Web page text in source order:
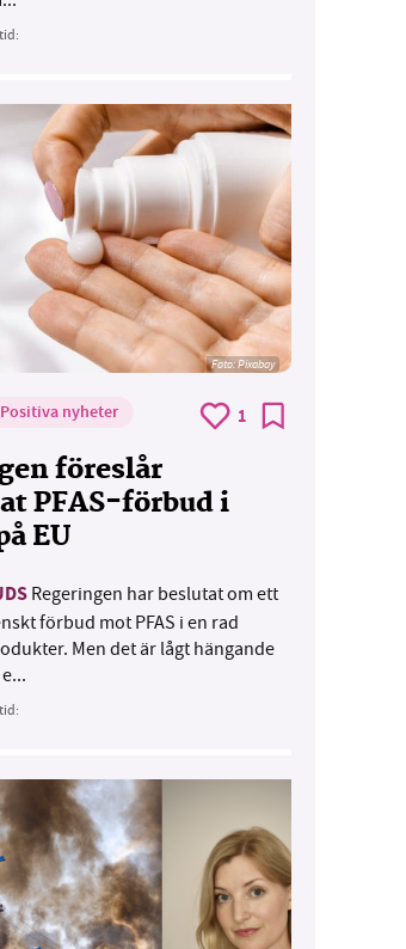
Foto:Pixabay
Positiva nyheter 1
föreslår
PFAS-förbud i
EU
Regeringen har beslutat om ett
förbud mot PFAS i en rad
Men det är lågt hängande